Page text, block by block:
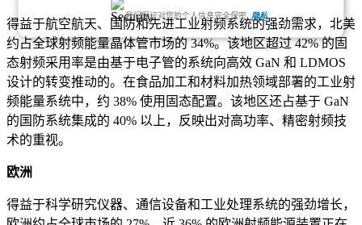
我们保证对您的个人信息完全保密. 隐私
得益于航空航天、国防和先进工业射频系统的强劲需求，北美
约占全球射频能量晶体管市场的 34%。该地区超过 42% 的固
态射频采用率是由基于电子管的系统向高效 GaN 和 LDMOS
设计的转变推动的。在食品加工和材料加热领域部署的工业射
频能量系统中，约 38% 使用固态配置。该地区还占基于 GaN
的国防系统集成的 40% 以上，反映出对高功率、精密射频技
术的重视。
欧洲
得益于科学研究仪器、通信设备和工业处理系统的强劲增长，